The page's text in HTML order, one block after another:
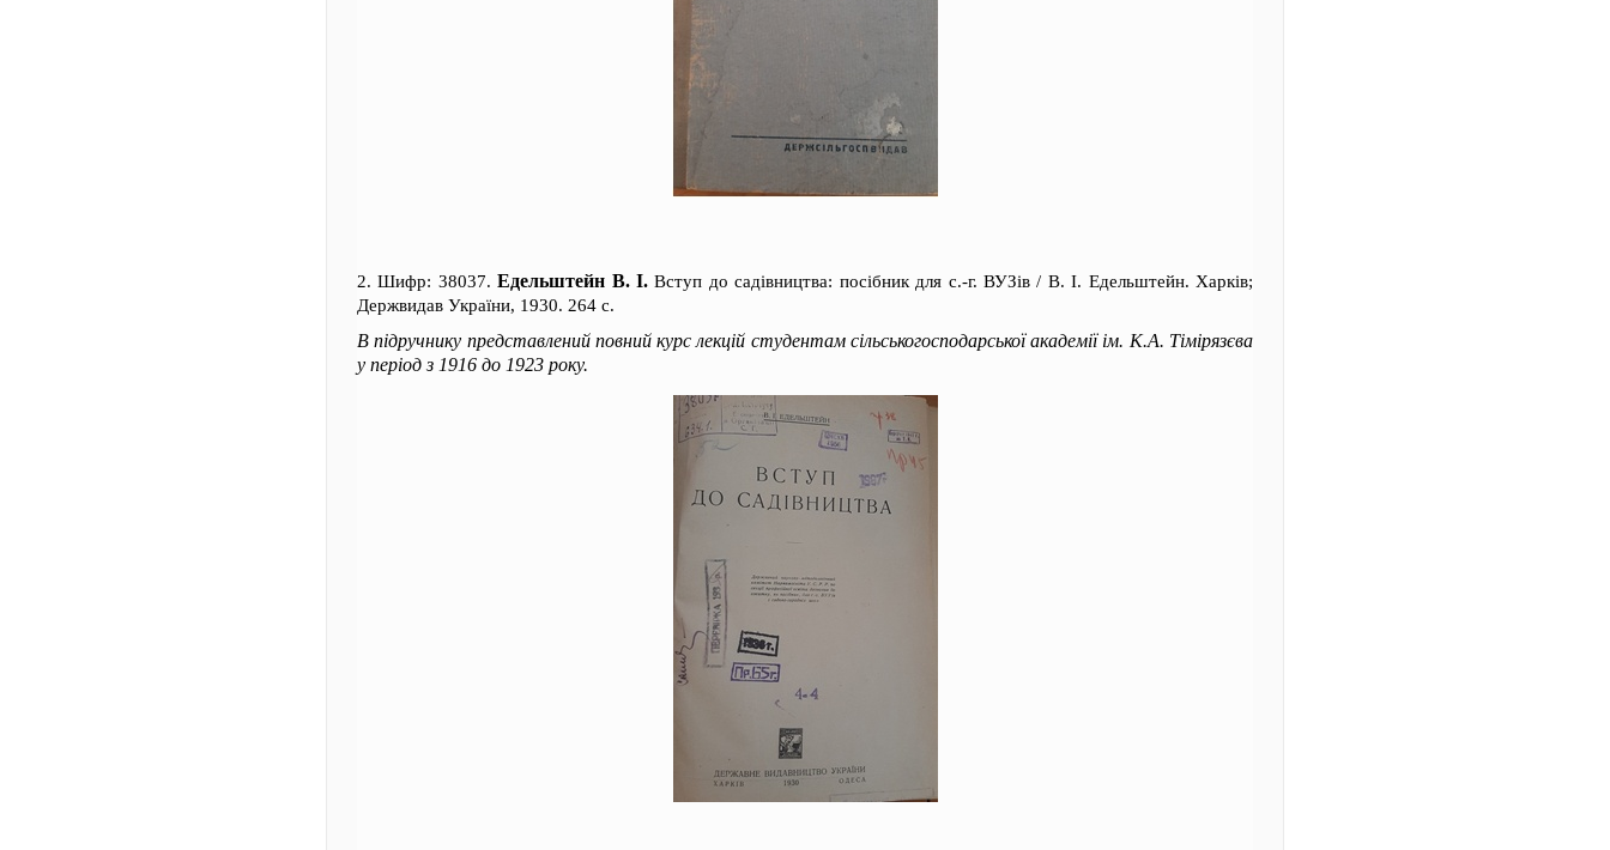
2. Шифр: 38037.Едельштейн В. І. Вступ до садівництва: посібник для с.-г. ВУЗів / В. І. Едельштейн. Харків;
Держвидав України, 1930. 264 с.
В підручнику представлений повний курс лекцій студентам сільськогосподарської академії ім. К.А. Тімірязєва
у період з 1916 до 1923 року.